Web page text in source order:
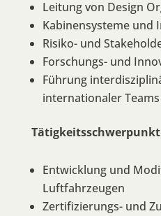
Leitung von Design
Kabinensysteme und
Risiko- und
Forschungs- und
Führung
internationaler Teams
Entwicklung und
Luftfahrzeugen
Zertifizierungs- und